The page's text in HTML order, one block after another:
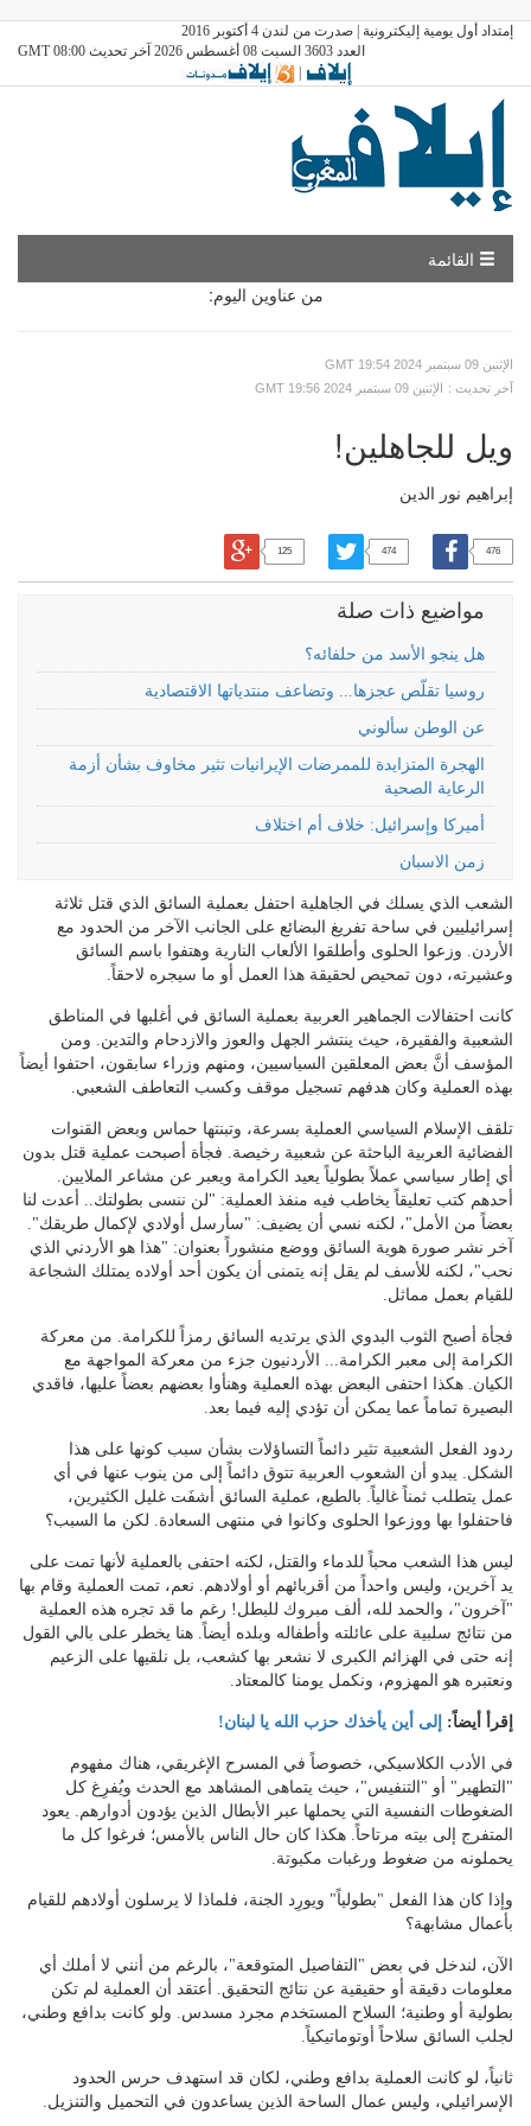
إمتداد أول يومية إليكترونية | صدرت من لندن 4 أكتوبر 2016
العدد 3603 السبت 08 أغسطس 2026 آخر تحديث GMT 08:00
|
القائمة
من عناوين اليوم:
GMT الإثنين 09 سبتمبر 2024 19:54
GMT الإثنين 09 سبتمبر 2024 19:56
: آخر تحديث
ويل للجاهلين!
إبراهيم نور الدين
476
474
125
مواضيع ذات صلة
هل ينجو الأسد من حلفائه؟
روسيا تقلّص عجزها... وتضاعف منتدياتها الاقتصادية
عن الوطن سألوني
الهجرة المتزايدة للممرضات الإيرانيات تثير مخاوف بشأن أزمة
الرعاية الصحية
أميركا وإسرائيل: خلاف أم اختلاف
زمن الاسبان
الشعب الذي يسلك في الجاهلية احتفل بعملية السائق الذي قتل ثلاثة
إسرائيليين في ساحة تفريغ البضائع على الجانب الآخر من الحدود مع
الأردن. وزعوا الحلوى وأطلقوا الألعاب النارية وهتفوا باسم السائق
وعشيرته، دون تمحيص لحقيقة هذا العمل أو ما سيجره لاحقاً.
كانت احتفالات الجماهير العربية بعملية السائق في أغلبها في المناطق
الشعبية والفقيرة، حيث ينتشر الجهل والعوز والازدحام والتدين. ومن
المؤسف أنَّ بعض المعلقين السياسيين، ومنهم وزراء سابقون، احتفوا أيضاً
بهذه العملية وكان هدفهم تسجيل موقف وكسب التعاطف الشعبي.
تلقف الإسلام السياسي العملية بسرعة، وتبنتها حماس وبعض القنوات
الفضائية العربية الباحثة عن شعبية رخيصة. فجأة أصبحت عملية قتل بدون
أي إطار سياسي عملاً بطولياً يعيد الكرامة ويعبر عن مشاعر الملايين.
أحدهم كتب تعليقاً يخاطب فيه منفذ العملية: "لن ننسى بطولتك.. أعدت لنا
بعضاً من الأمل"، لكنه نسي أن يضيف: "سأرسل أولادي لإكمال طريقك".
آخر نشر صورة هوية السائق ووضع منشوراً بعنوان: "هذا هو الأردني الذي
نحب"، لكنه للأسف لم يقل إنه يتمنى أن يكون أحد أولاده يمتلك الشجاعة
للقيام بعمل مماثل.
فجأة أصبح الثوب البدوي الذي يرتديه السائق رمزاً للكرامة. من معركة
الكرامة إلى معبر الكرامة... الأردنيون جزء من معركة المواجهة مع
الكيان. هكذا احتفى البعض بهذه العملية وهنأوا بعضهم بعضاً عليها، فاقدي
البصيرة تماماً عما يمكن أن تؤدي إليه فيما بعد.
ردود الفعل الشعبية تثير دائماً التساؤلات بشأن سبب كونها على هذا
الشكل. يبدو أن الشعوب العربية تتوق دائماً إلى من ينوب عنها في أي
عمل يتطلب ثمناً غالياً. بالطبع، عملية السائق أشفَت غليل الكثيرين،
فاحتفلوا بها ووزعوا الحلوى وكانوا في منتهى السعادة. لكن ما السبب؟
ليس هذا الشعب محباً للدماء والقتل، لكنه احتفى بالعملية لأنها تمت على
يد آخرين، وليس واحداً من أقربائهم أو أولادهم. نعم، تمت العملية وقام بها
"آخرون"، والحمد لله، ألف مبروك للبطل! رغم ما قد تجره هذه العملية
من نتائج سلبية على عائلته وأطفاله وبلده أيضاً. هنا يخطر على بالي القول
إنه حتى في الهزائم الكبرى لا نشعر بها كشعب، بل نلقيها على الزعيم
ونعتبره هو المهزوم، ونكمل يومنا كالمعتاد.
إقرأ أيضاً: إلى أين يأخذك حزب الله يا لبنان!
في الأدب الكلاسيكي، خصوصاً في المسرح الإغريقي، هناك مفهوم
"التطهير" أو "التنفيس"، حيث يتماهى المشاهد مع الحدث ويُفرِغ كل
الضغوطات النفسية التي يحملها عبر الأبطال الذين يؤدون أدوارهم. يعود
المتفرج إلى بيته مرتاحاً. هكذا كان حال الناس بالأمس؛ فرغوا كل ما
يحملونه من ضغوط ورغبات مكبوتة.
وإذا كان هذا الفعل "بطولياً" ويورِد الجنة، فلماذا لا يرسلون أولادهم للقيام
بأعمال مشابهة؟
الآن، لندخل في بعض "التفاصيل المتوقعة"، بالرغم من أنني لا أملك أي
معلومات دقيقة أو حقيقية عن نتائج التحقيق. أعتقد أن العملية لم تكن
بطولية أو وطنية؛ السلاح المستخدم مجرد مسدس. ولو كانت بدافع وطني،
لجلب السائق سلاحاً أوتوماتيكياً.
ثانياً، لو كانت العملية بدافع وطني، لكان قد استهدف حرس الحدود
الإسرائيلي، وليس عمال الساحة الذين يساعدون في التحميل والتنزيل.